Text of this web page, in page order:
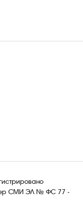
СМИ ЭЛ № ФС 77 -